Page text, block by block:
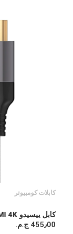
كابلات كومبيوتر
كابل ييسيدو HDMI 4K الترا اتش دي، 2 متر، اسود - HM08
455٫00 ج.م.‏